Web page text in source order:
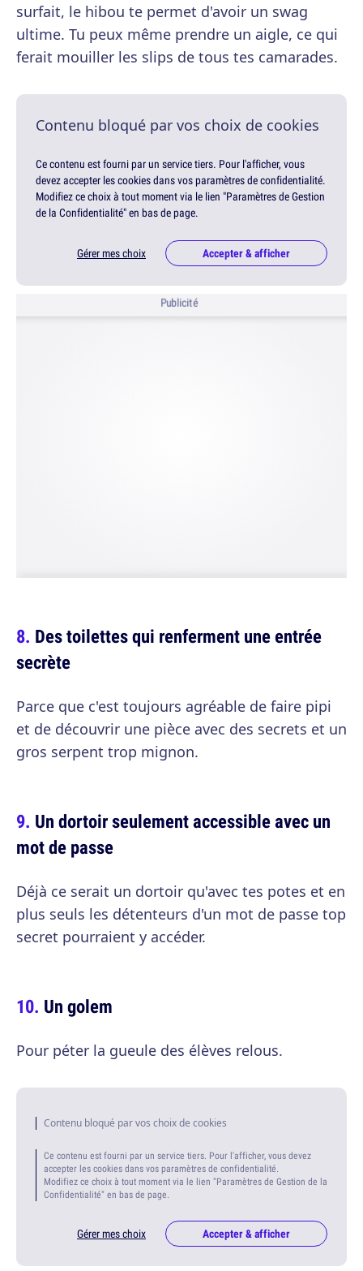
surfait, le hibou te permet d'avoir un swag
ultime. Tu peux même prendre un aigle, ce qui
ferait mouiller les slips de tous tes camarades.
Contenu bloqué par vos choix de cookies
Ce contenu est fourni par un service tiers. Pour l'afficher, vous
devez accepter les cookies dans vos paramètres de confidentialité.
Modifiez ce choix à tout moment via le lien "Paramètres de Gestion
de la Confidentialité" en bas de page.
Gérer mes choix Accepter & afficher
Publicité
Des toilettes qui renferment une entrée
secrète
Parce que c'est toujours agréable de faire pipi
et de découvrir une pièce avec des secrets et un
gros serpent trop mignon.
Un dortoir seulement accessible avec un
mot de passe
Déjà ce serait un dortoir qu'avec tes potes et en
plus seuls les détenteurs d'un mot de passe top
secret pourraient y accéder.
Un golem
Pour péter la gueule des élèves relous.
Contenu bloqué par vos choix de cookies
Ce contenu est fourni par un service tiers. Pour l'afficher, vous devez
accepter les cookies dans vos paramètres de confidentialité.
Modifiez ce choix à tout moment via le lien "Paramètres de Gestion de la
Confidentialité" en bas de page.
Gérer mes choix Accepter & afficher